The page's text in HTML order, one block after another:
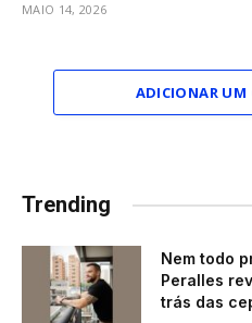
MAIO 14, 2026
ADICIONAR UM
Trending
Nem todo
Peralles
trás das